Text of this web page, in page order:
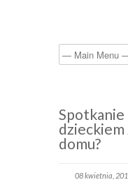
Spotkanie
dzieckiem
domu?
08 kwietnia,